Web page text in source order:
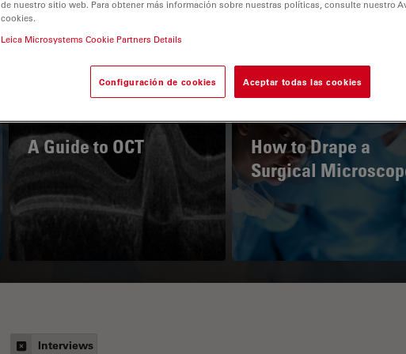
A Guide to OCT
How to Drape a
Surgical
Interviews
de nuestro sitio web. Para obtener más información sobre nuestras políticas, consulte nuestro
cookies.
Leica Microsystems Cookie Partners Details
Configuración de cookies Aceptar todas las cookies